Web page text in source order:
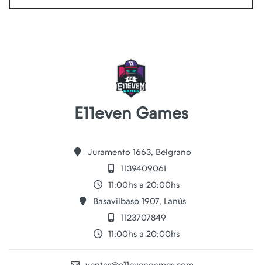
E11even Games
Juramento 1663, Belgrano
1139409061
11:00hs a 20:00hs
Basavilbaso 1907, Lanús
1123707849
11:00hs a 20:00hs